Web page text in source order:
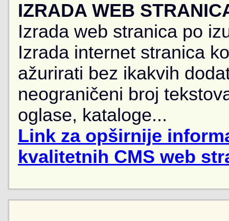
IZRADA WEB
Izrada web stranica po
Izrada internet stranica
ažurirati bez ikakvih
neograničeni broj
oglase, kataloge...
Link za opširnije
kvalitetnih CMS web